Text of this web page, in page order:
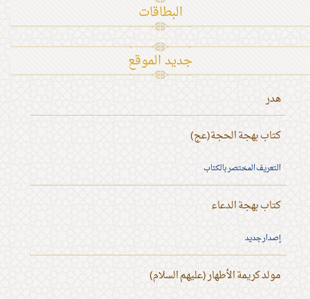
البطاقات
جديد الموقع
هدر
كتاب بهجة الحجة(عج)
التعريف المختصر بالكتاب
كتاب بهجة الدعاء
إصدار جديد
مولد كريمة الأطهار (عليهم السلام)